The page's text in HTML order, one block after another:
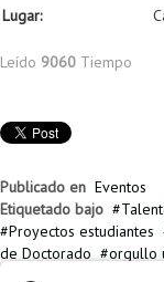
Lugar:
Leído 9060 Tiempo
Publicado en Eventos
Etiquetado bajo
Proyectos estudiantes
de Doctorado
orgullo